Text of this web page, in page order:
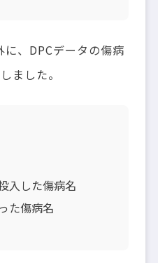
、DPCデータの傷病
ました。
入した傷病名
た傷病名